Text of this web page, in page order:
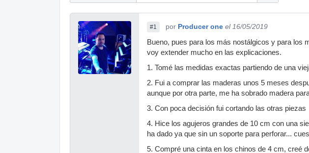
#1 por Producer one el 16/05/2019
Bueno, pues para los más nostálgicos y para los
voy extender mucho en las explicaciones.
1. Tomé las medidas exactas partiendo de una
2. Fui a comprar las maderas unos 5 meses
aunque por otra parte, me ha sobrado madera
3. Con poca decisión fui cortando las otras piezas
4. Hice los agujeros grandes de 10 cm con una
ha dado ya que sin un soporte para perforar...
5. Compré una cinta en los chinos de 4 cm, creé